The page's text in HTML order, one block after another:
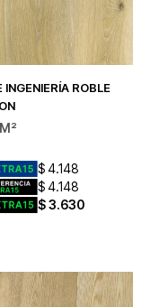
INGENIERÍA ROBLE
$ 4.148
$ 4.148
$ 3.630